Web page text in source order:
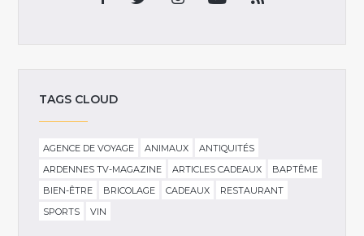
TAGS CLOUD
AGENCE DE VOYAGE ANIMAUX
ANTIQUITÉS
ARDENNES TV-MAGAZINE
ARTICLES CADEAUX
BAPTÊME
BIEN-ÊTRE
BRICOLAGE CADEAUX
RESTAURANT
SPORTS
VIN